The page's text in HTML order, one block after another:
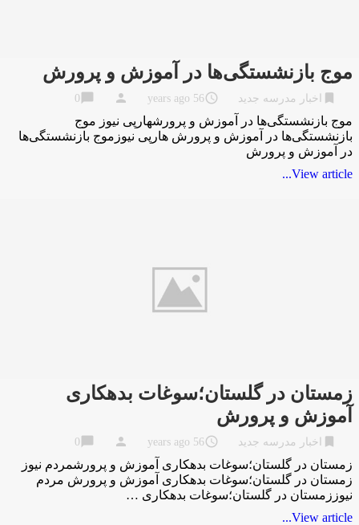
موج بازنشستگی‌ها در آموزش و پرورش
اخبار مدرسه جدید access_time
56 years ago
person
chat_bubble
موج بازنشستگی‌ها در آموزش و پرورشهارپی نیوز موج
بازنشستگی‌ها در آموزش و پرورش هارپی نیوزموج بازنشستگی‌ها
در آموزش و پرورش
View article...
زمستان در گلستان؛سوغات بدهکاری
آموزش و پرورش
اخبار مدرسه جدید access_time
56 years ago
person
chat_bubble
زمستان در گلستان؛سوغات بدهکاری آموزش و پرورشمردم نیوز
زمستان در گلستان؛سوغات بدهکاری آموزش و پرورش مردم
نیوززمستان در گلستان؛سوغات بدهکاری …
View article...